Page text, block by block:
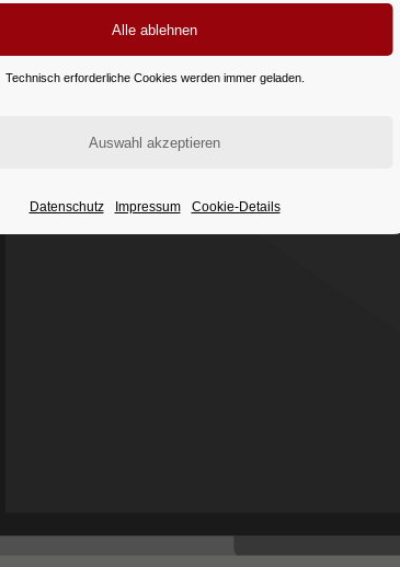
Technisch erforderliche Cookies werden immer geladen.
Datenschutz Impressum Cookie-Details